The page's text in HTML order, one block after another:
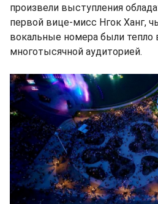
произвели выступления
первой вице-мисс Нгок Ханг,
вокальные номера были тепло
многотысячной аудиторией.